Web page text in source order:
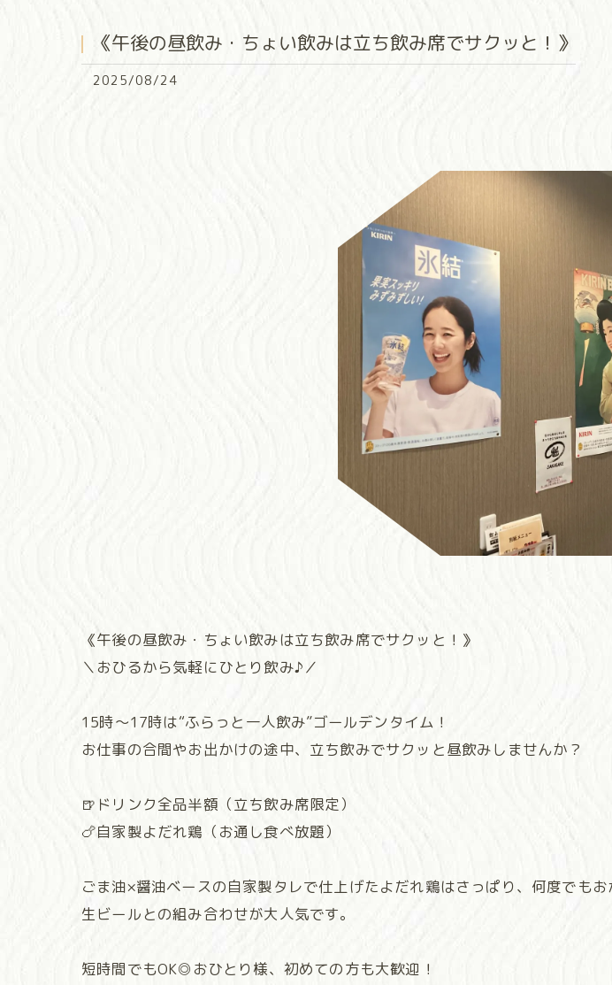
《午後の昼飲み・ちょい飲みは立ち飲み席でサクッと！》
2025/08/24
《午後の昼飲み・ちょい飲みは立ち飲み席でサクッと！》
＼おひるから気軽にひとり飲み♪／
15時～17時は“ふらっと一人飲み”ゴールデンタイム！
お仕事の合間やお出かけの途中、立ち飲みでサクッと昼飲みしませんか？
🍺ドリンク全品半額（立ち飲み席限定）
🍗自家製よだれ鶏（お通し食べ放題）
ごま油×醤油ベースの自家製タレで仕上げたよだれ鶏はさっぱり、何度でもお
生ビールとの組み合わせが大人気です。
短時間でもOK◎おひとり様、初めての方も大歓迎！